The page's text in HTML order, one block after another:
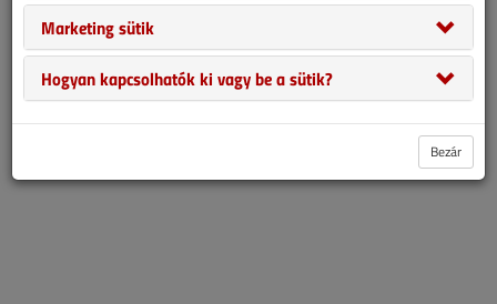
forgalmazóktól kapott adatok alapján.
Marketing sütik
Hogyan kapcsolhatók ki vagy be a sütik?
Bezár